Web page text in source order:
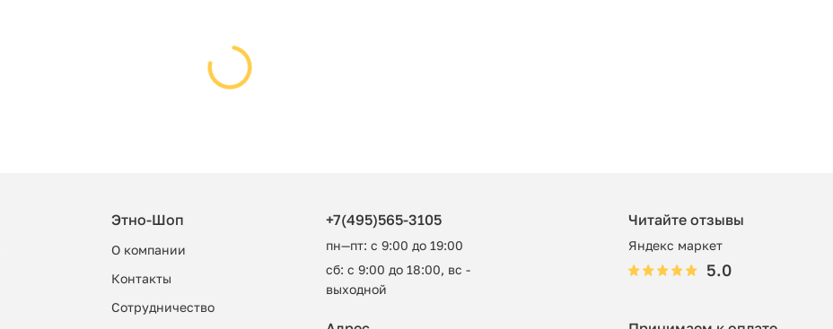
Этно-Шоп
О компании
Контакты
Сотрудничество
+7(495)565-3105
пн—пт: с 9:00 до 19:00
сб: с 9:00 до 18:00, вс -
выходной
Читайте отзывы
Яндекс маркет
5.0